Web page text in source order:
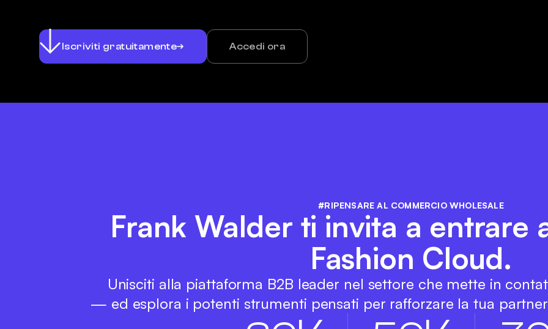
Iscriviti gratuitamente Accedi ora
#RIPENSARE AL COMMERCIO WHOLESALE
Frank Walder ti invita a entrare
Fashion Cloud.
Unisciti alla piattaforma B2B leader nel settore che mette in
— ed esplora i potenti strumenti pensati per rafforzare la tua